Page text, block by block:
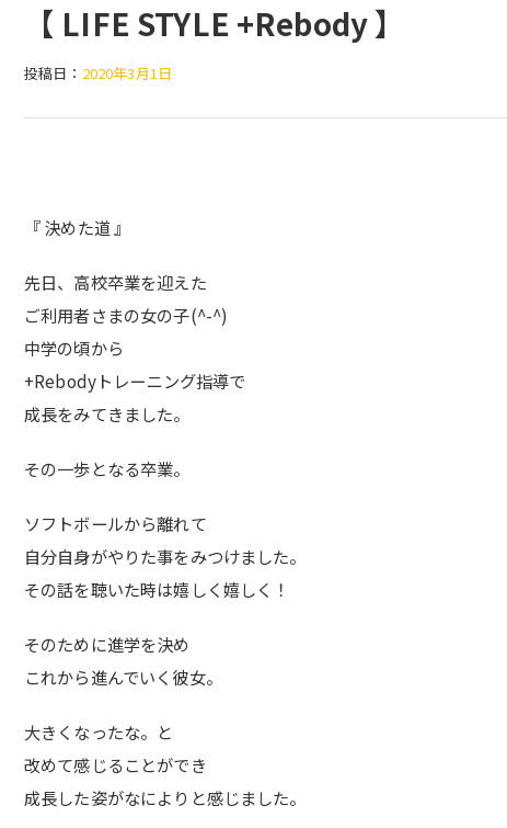
【 LIFE STYLE +Rebody 】
投稿日： 2020年3月1日
『 決めた道 』
先日、高校卒業を迎えた
ご利用者さまの女の子(^-^)
中学の頃から
+Rebodyトレーニング指導で
成長をみてきました。
その一歩となる卒業。
ソフトボールから離れて
自分自身がやりた事をみつけました。
その話を聴いた時は嬉しく嬉しく！
そのために進学を決め
これから進んでいく彼女。
大きくなったな。と
改めて感じることができ
成長した姿がなによりと感じました。